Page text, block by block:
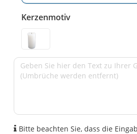
Kerzenmotiv
Bitte beachten Sie, dass die